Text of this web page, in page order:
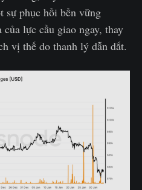
sự phục hồi bền vững
lực cầu giao ngay, thay
vị thế do thanh lý dẫn dắt.